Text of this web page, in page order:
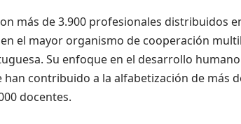
más de 3.900 profesionales distribuidos
el mayor organismo de cooperación
Su enfoque en el desarrollo
han contribuido a la alfabetización de más
docentes.